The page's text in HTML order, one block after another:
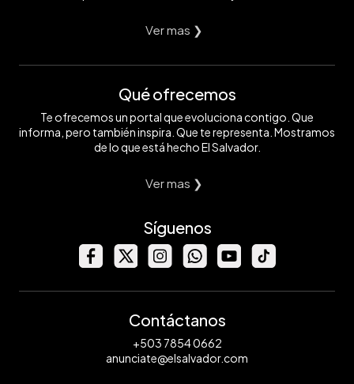
Ver mas ❯
Qué ofrecemos
Te ofrecemos un portal que evoluciona contigo. Que
informa, pero también inspira. Que te representa. Mostramos
de lo que está hecho El Salvador.
Ver mas ❯
Síguenos
Contáctanos
+503 7854 0662
anunciate@elsalvador.com